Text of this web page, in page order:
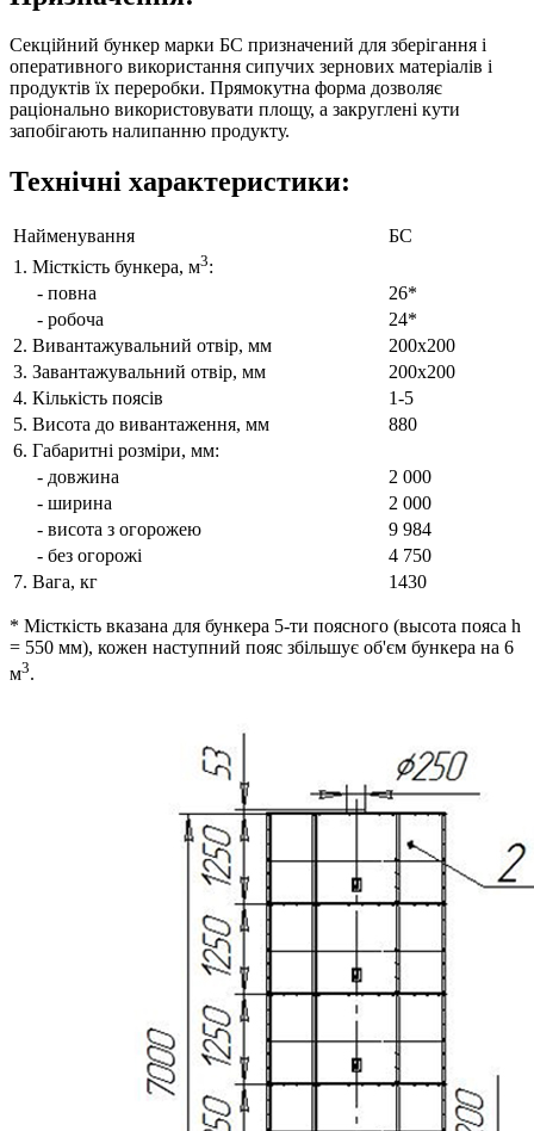
Секційний бункер марки БС призначений для зберігання і
оперативного використання сипучих зернових матеріалів і
продуктів їх переробки. Прямокутна форма дозволяє
раціонально використовувати площу, а закруглені кути
запобігають налипанню продукту.
Технічні характеристики:
Найменування
БС
1. Місткість бункера, м3:
- повна
26*
- робоча
24*
2. Вивантажувальний отвір, мм
200х200
3. Завантажувальний отвір, мм
200х200
4. Кількість поясів
1-5
5. Висота до вивантаження, мм
880
6. Габаритні розміри, мм:
- довжина
2 000
- ширина
2 000
- висота з огорожею
9 984
- без огорожі
4 750
7. Вага, кг
1430
* Місткість вказана для бункера 5-ти поясного (высота пояса h
= 550 мм), кожен наступний пояс збільшує об'єм бункера на 6
м3.